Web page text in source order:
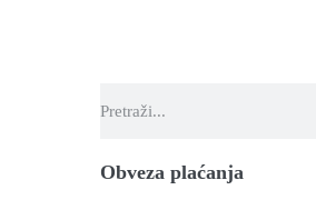
Obveza plaćanja